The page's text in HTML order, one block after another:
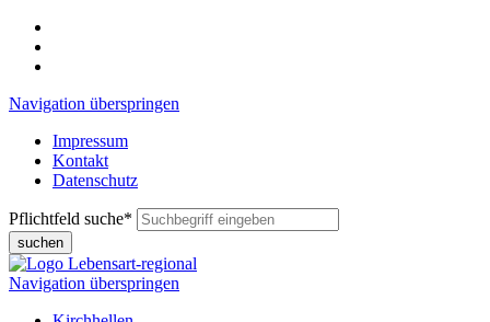
Navigation überspringen
Impressum
Kontakt
Datenschutz
Pflichtfeld suche*
suchen
Navigation überspringen